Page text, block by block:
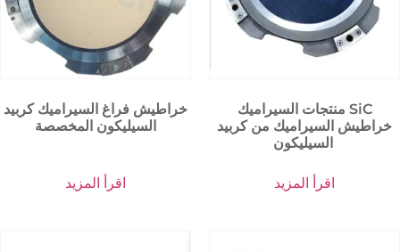
خراطيش فراغ السيراميك كربيد
السيليكون المخصصة
اقرأ المزيد
منتجات السيراميك SiC
خراطيش السيراميك من كربيد
اقرأ المزيد